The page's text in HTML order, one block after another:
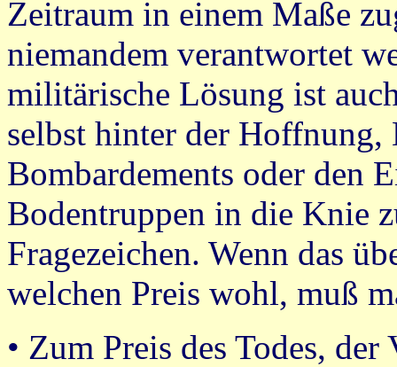
Zeitraum in einem Maße
niemandem verantwortet
militärische Lösung ist
selbst hinter der
Bombardements oder den
Bodentruppen in die Knie
Fragezeichen. Wenn das
welchen Preis wohl, muß
• Zum Preis des Todes,